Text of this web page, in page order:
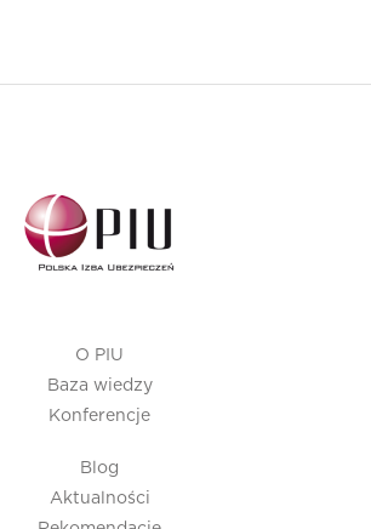
O PIU
Baza wiedzy
Konferencje
Blog
Aktualności